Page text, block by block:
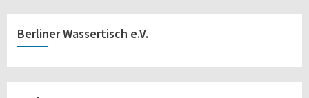
Berliner Wassertisch e.V.